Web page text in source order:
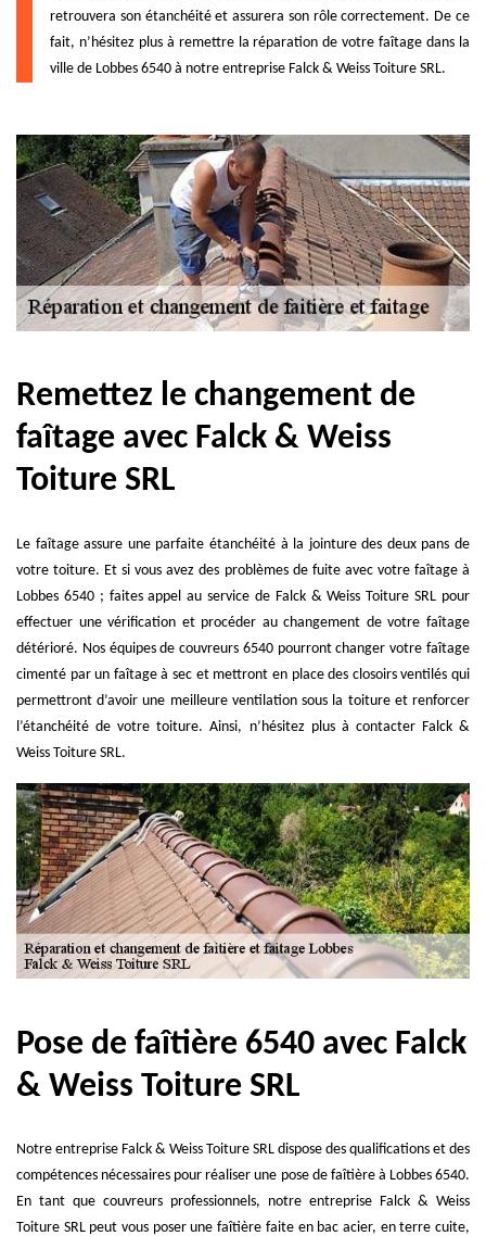
retrouvera son étanchéité et assurera son rôle correctement. De ce
fait, n’hésitez plus à remettre la réparation de votre faîtage dans la
ville de Lobbes 6540 à notre entreprise Falck & Weiss Toiture SRL.
Remettez le changement de
faîtage avec Falck & Weiss
Toiture SRL
Le faîtage assure une parfaite étanchéité à la jointure des deux pans de
votre toiture. Et si vous avez des problèmes de fuite avec votre faîtage à
Lobbes 6540 ; faites appel au service de Falck & Weiss Toiture SRL pour
effectuer une vérification et procéder au changement de votre faîtage
détérioré. Nos équipes de couvreurs 6540 pourront changer votre faîtage
cimenté par un faîtage à sec et mettront en place des closoirs ventilés qui
permettront d’avoir une meilleure ventilation sous la toiture et renforcer
l’étanchéité de votre toiture. Ainsi, n’hésitez plus à contacter Falck &
Weiss Toiture SRL.
Pose de faîtière 6540 avec Falck
& Weiss Toiture SRL
Notre entreprise Falck & Weiss Toiture SRL dispose des qualifications et des
compétences nécessaires pour réaliser une pose de faîtière à Lobbes 6540.
En tant que couvreurs professionnels, notre entreprise Falck & Weiss
Toiture SRL peut vous poser une faîtière faite en bac acier, en terre cuite,